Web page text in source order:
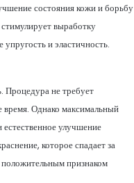
состояния кожи и борьбу
выработку
и эластичность.
Процедура не требует
время. Однако максимальный
естественное улучшение
которое спадает за
положительным признаком